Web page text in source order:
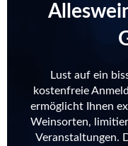
Lust auf ein
kostenfreie
ermöglicht Ihnen
Weinsorten,
Veranstaltungen.